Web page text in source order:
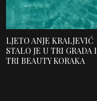
LJETO ANJE KRALJEVIĆ
STALO JE U TRI GRADA I
TRI BEAUTY KORAKA